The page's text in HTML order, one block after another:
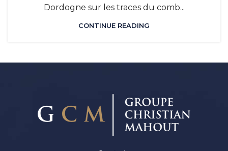
Dordogne sur les traces du comb...
CONTINUE READING